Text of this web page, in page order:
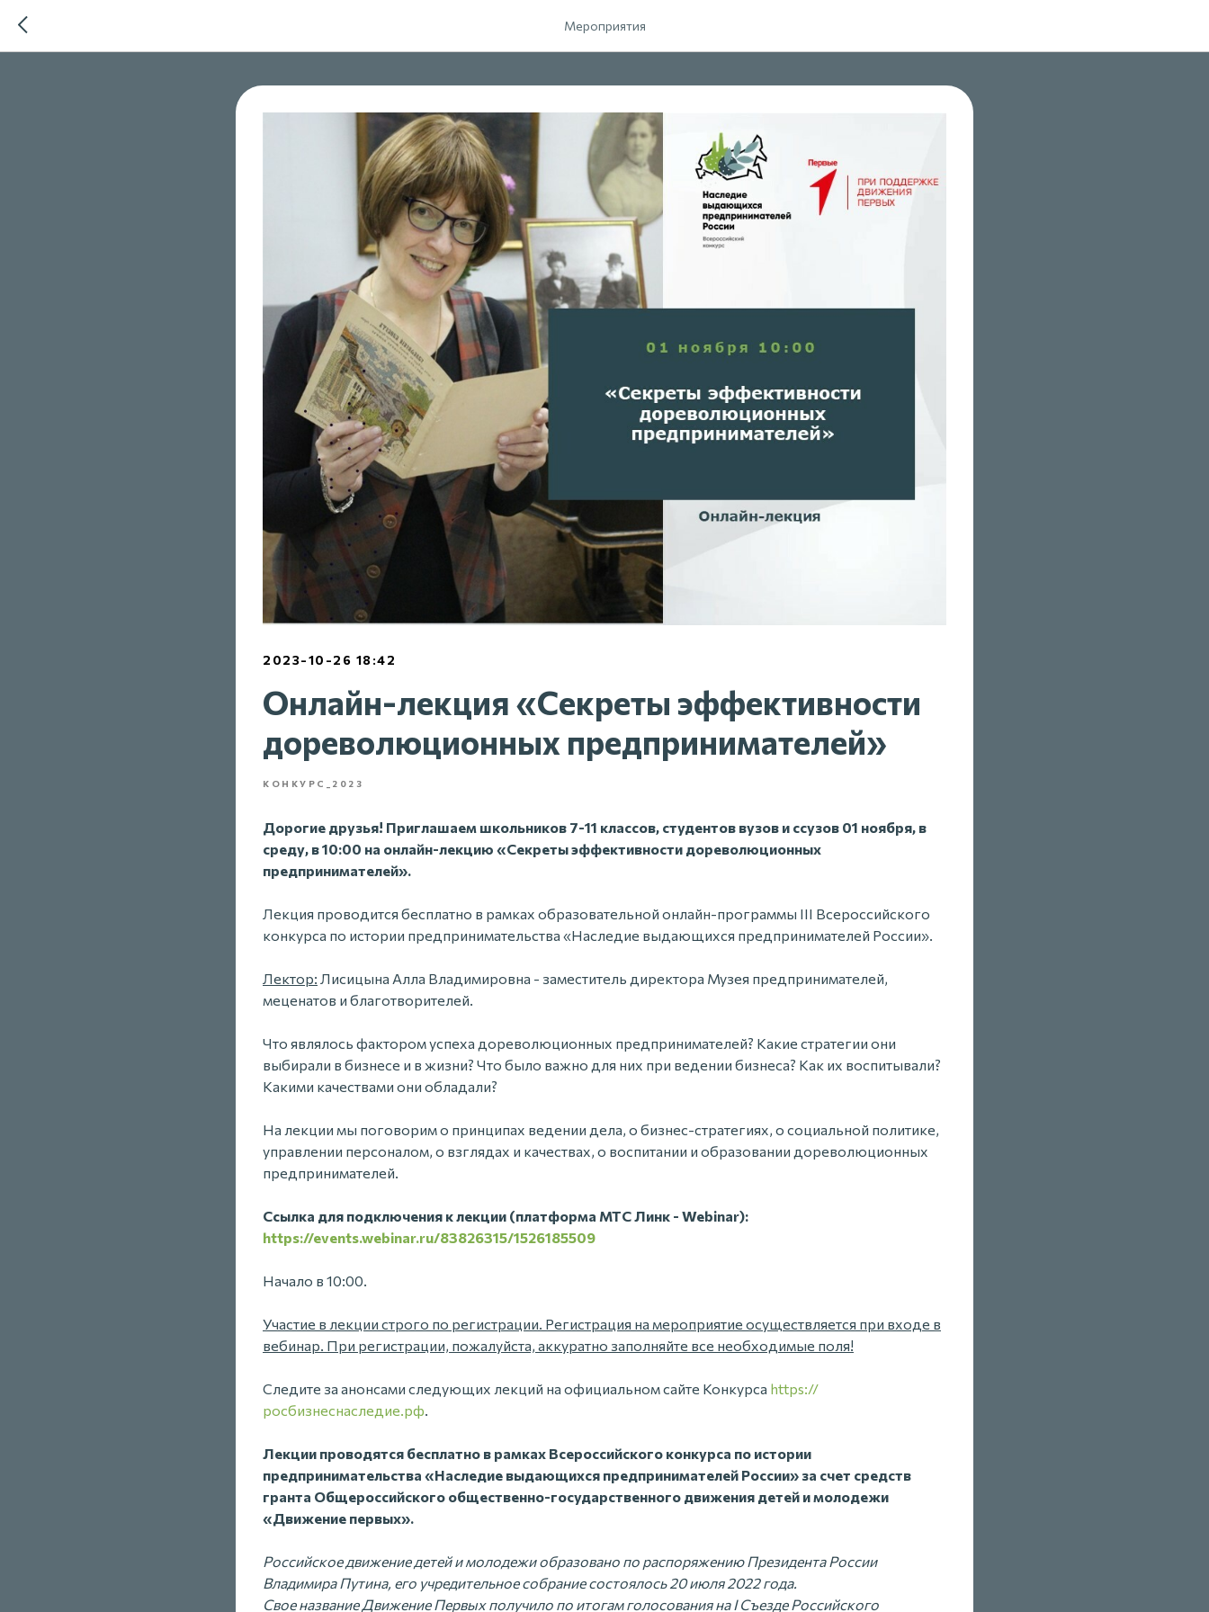
Мероприятия
2023-10-26 18:42
Онлайн-лекция «Секреты эффективности
дореволюционных предпринимателей»
КОНКУРС_2023
Дорогие друзья! Приглашаем школьников 7-11 классов, студентов вузов и ссузов 01 ноября, в
среду, в 10:00 на онлайн-лекцию «Секреты эффективности дореволюционных
предпринимателей».
Лекция проводится бесплатно в рамках образовательной онлайн-программы III Всероссийского
конкурса по истории предпринимательства «Наследие выдающихся предпринимателей России».
Лектор: Лисицына Алла Владимировна - заместитель директора Музея предпринимателей,
меценатов и благотворителей.
Что являлось фактором успеха дореволюционных предпринимателей? Какие стратегии они
выбирали в бизнесе и в жизни? Что было важно для них при ведении бизнеса? Как их воспитывали?
Какими качествами они обладали?
На лекции мы поговорим о принципах ведении дела, о бизнес-стратегиях, о социальной политике,
управлении персоналом, о взглядах и качествах, о воспитании и образовании дореволюционных
предпринимателей.
Ссылка для подключения к лекции (платформа МТС Линк - Webinar):
https://events.webinar.ru/83826315/1526185509
Начало в 10:00.
Участие в лекции строго по регистрации. Регистрация на мероприятие осуществляется при входе в
вебинар. При регистрации, пожалуйста, аккуратно заполняйте все необходимые поля!
Следите за анонсами следующих лекций на официальном сайте Конкурса https://
росбизнеснаследие.рф.
Лекции проводятся бесплатно в рамках Всероссийского конкурса по истории
предпринимательства «Наследие выдающихся предпринимателей России» за счет средств
гранта Общероссийского общественно-государственного движения детей и молодежи
«Движение первых».
Российское движение детей и молодежи образовано по распоряжению Президента России
Владимира Путина, его учредительное собрание состоялось 20 июля 2022 года.
Свое название Движение Первых получило по итогам голосования на I Съезде Российского